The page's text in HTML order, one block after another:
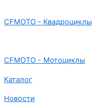
CFMOTO - Квадроциклы
CFMOTO - Мотоциклы
Каталог
Новости